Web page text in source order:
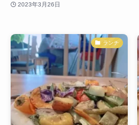
2023年3月26日
ランチ